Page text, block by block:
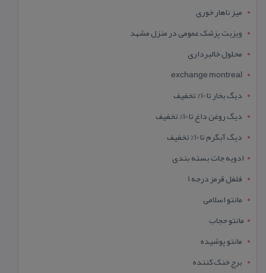
میز ناهار خوری
ویزیت پزشک عمومی در منزل مشهد
محلول خالبرداری
exchange montreal
دیگ بخار تا 10% تخفیف
دیگ روغن داغ تا 10% تخفیف
دیگ آبگرم تا 10% تخفیف
ادویه جات بسته بندی
فلفل قرمز درجه 1
مانتو اسلامی
مانتو حجاب
مانتو پوشیده
برج خنک کننده